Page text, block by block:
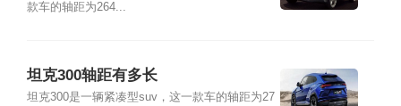
款车的轴距为264...
坦克300轴距有多长
坦克300是一辆紧凑型suv，这一款车的轴距为27